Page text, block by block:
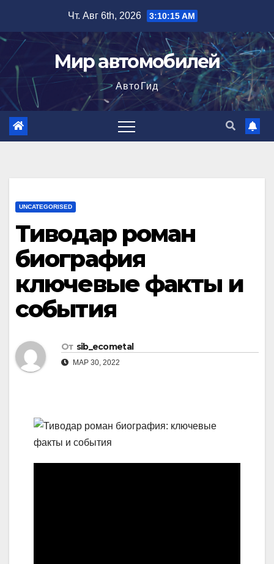
содержимому
Чт. Авг 6th, 2026 3:10:16 AM
Мир автомобилей
АвтоГид
UNCATEGORISED
Тиводар роман
биография
ключевые факты и
события
От sib_ecometal
МАР 30, 2022